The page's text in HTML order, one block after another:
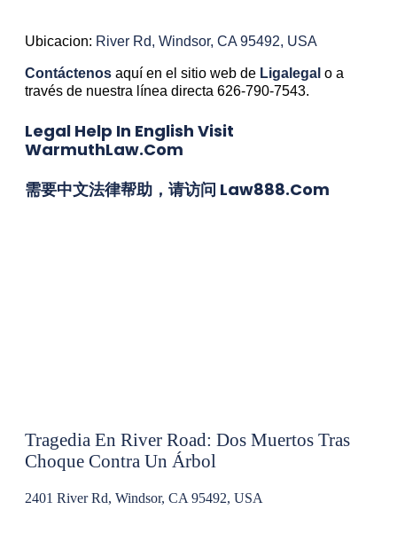
Ubicacion: River Rd, Windsor, CA 95492, USA
Contáctenos aquí en el sitio web de Ligalegal o a
través de nuestra línea directa 626-790-7543.
Legal Help In English Visit
WarmuthLaw.com
需要中文法律帮助，请访问 Law888.com
Tragedia En River Road: Dos Muertos Tras
Choque Contra Un Árbol
2401 River Rd, Windsor, CA 95492, USA